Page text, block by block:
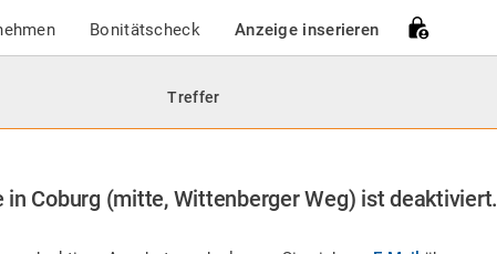
Bonitätscheck Anzeige inserieren
Treffer
in Coburg (mitte, Wittenberger Weg) ist deaktiviert.